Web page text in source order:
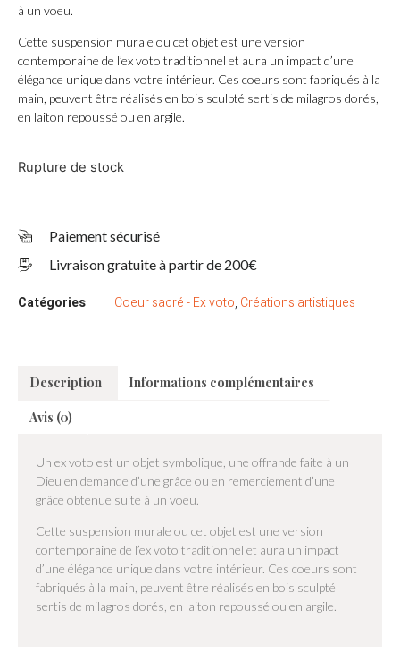
à un voeu.
Cette suspension murale ou cet objet est une version
contemporaine de l’ex voto traditionnel et aura un impact d’une
élégance unique dans votre intérieur. Ces coeurs sont fabriqués à la
main, peuvent être réalisés en bois sculpté sertis de milagros dorés,
en laiton repoussé ou en argile.
Rupture de stock
Paiement sécurisé
Livraison gratuite à partir de 200€
Catégories Coeur sacré - Ex voto, Créations artistiques
Description Informations complémentaires
Avis (0)
Un ex voto est un objet symbolique, une offrande faite à un
Dieu en demande d’une grâce ou en remerciement d’une
grâce obtenue suite à un voeu.
Cette suspension murale ou cet objet est une version
contemporaine de l’ex voto traditionnel et aura un impact
d’une élégance unique dans votre intérieur. Ces coeurs sont
fabriqués à la main, peuvent être réalisés en bois sculpté
sertis de milagros dorés, en laiton repoussé ou en argile.